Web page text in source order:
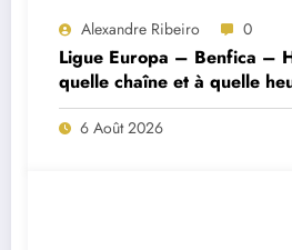
Alexandre Ribeiro 0
Ligue Europa – Benfica –
quelle chaîne et à quelle
match ?
6 Août 2026